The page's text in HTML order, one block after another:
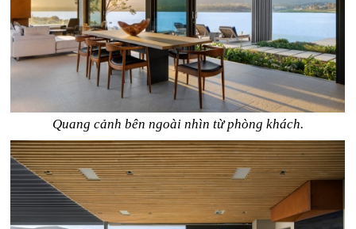
Quang cảnh bên ngoài nhìn từ phòng khách.